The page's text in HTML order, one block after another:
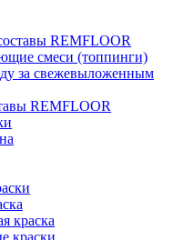
REMFLOOR
смеси (топпинги)
за свежевыложенным
REMFLOOR
краска
краски